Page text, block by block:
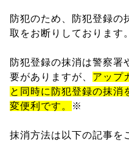
防犯のため、防犯登録の
取をお断りしております。
防犯登録の抹消は警察署
要がありますが、 アップ
と同時に防犯登録の抹消
変便利です。
※
抹消方法は以下の記事を